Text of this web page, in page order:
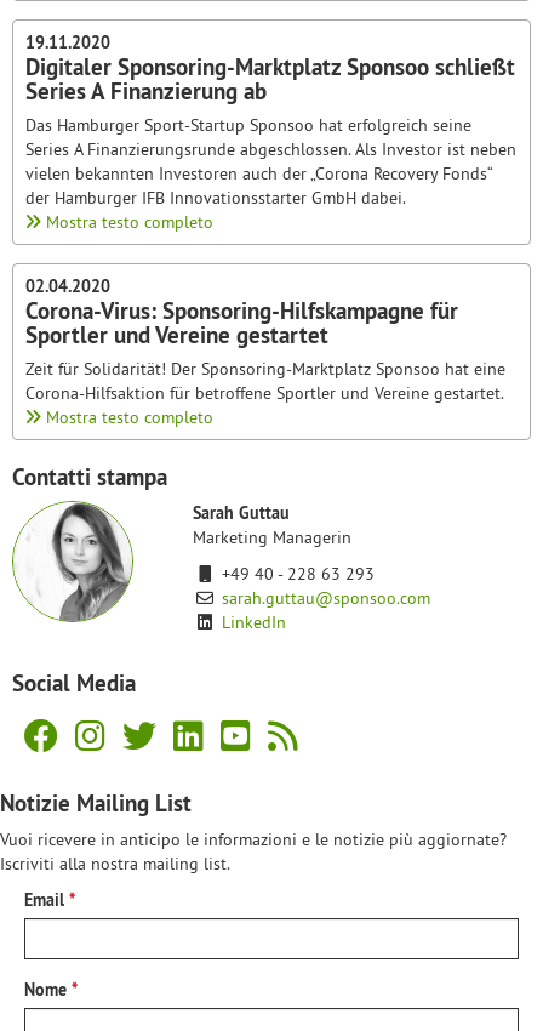
19.11.2020
Digitaler Sponsoring-Marktplatz Sponsoo schließt
Series A Finanzierung ab
Das Hamburger Sport-Startup Sponsoo hat erfolgreich seine
Series A Finanzierungsrunde abgeschlossen. Als Investor ist neben
vielen bekannten Investoren auch der „Corona Recovery Fonds“
der Hamburger IFB Innovationsstarter GmbH dabei.
Mostra testo completo
02.04.2020
Corona-Virus: Sponsoring-Hilfskampagne für
Sportler und Vereine gestartet
Zeit für Solidarität! Der Sponsoring-Marktplatz Sponsoo hat eine
Corona-Hilfsaktion für betroffene Sportler und Vereine gestartet.
Mostra testo completo
Contatti stampa
Sarah Guttau
Marketing Managerin
+49 40 - 228 63 293
sarah.guttau@sponsoo.com
LinkedIn
Social Media
Notizie Mailing List
Vuoi ricevere in anticipo le informazioni e le notizie più aggiornate?
Iscriviti alla nostra mailing list.
Email
Nome